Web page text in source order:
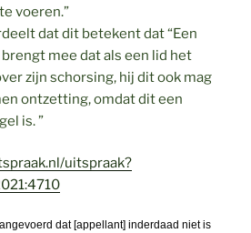
voeren.”
dat dit betekent dat “Een
mee dat als een lid het
zijn schorsing, hij dit ook mag
ontzetting, omdat dit een
is. ”
uitspraak?
dat [appellant] inderdaad niet is